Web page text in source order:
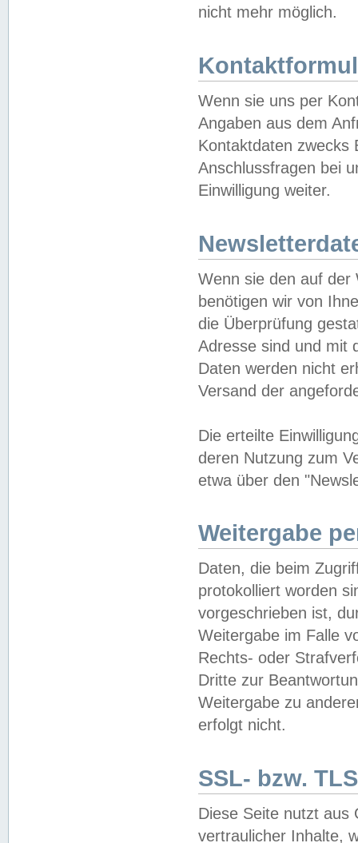
nicht mehr möglich.
Wenn sie uns per
Angaben aus dem
Kontaktdaten zwecks
Anschlussfragen bei
Einwilligung weiter.
Wenn sie den auf der
benötigen wir von
die Überprüfung
Adresse sind und mit
Daten werden nicht
Versand der
Die erteilte
deren Nutzung zum
etwa über den
Weitergabe
Daten, die beim
protokolliert worden
vorgeschrieben ist,
Weitergabe im Falle
Rechts- oder
Dritte zur
Weitergabe zu
erfolgt nicht.
SSL- bzw.
Diese Seite nutzt aus
vertraulicher Inhalte,